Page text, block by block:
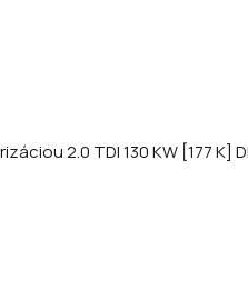
2.0 TDI 130 KW [177 K]